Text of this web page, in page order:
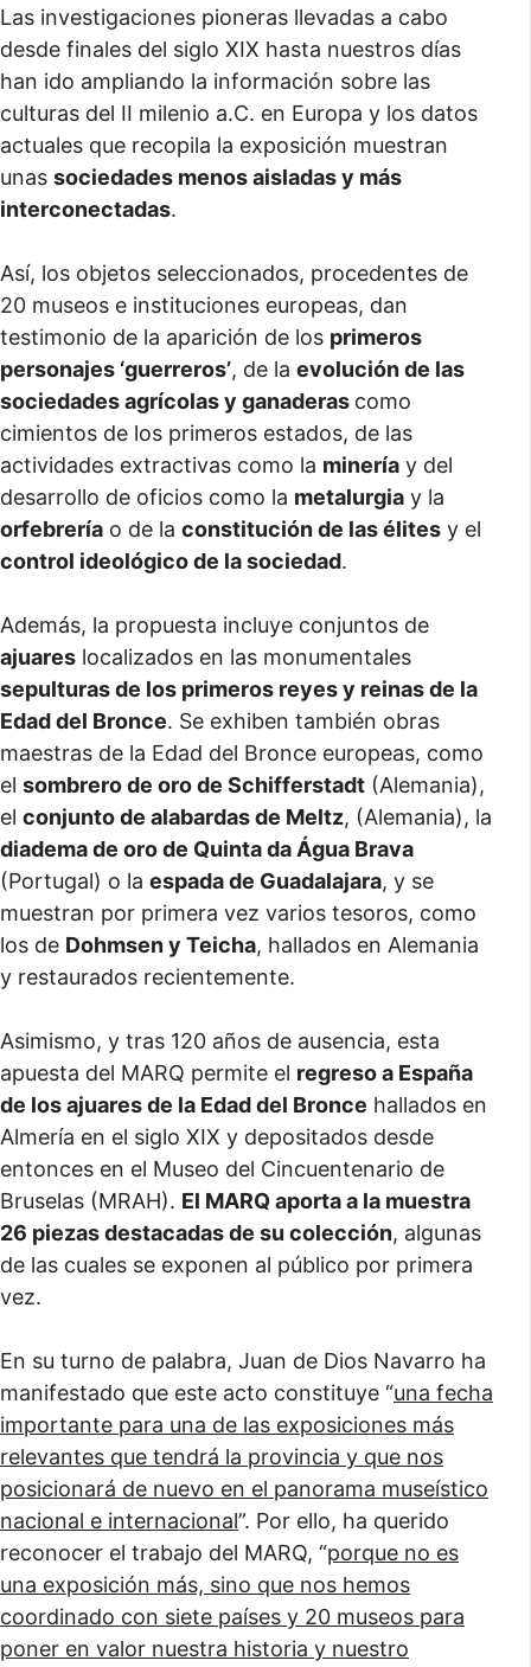
Las investigaciones pioneras llevadas a cabo
desde finales del siglo XIX hasta nuestros días
han ido ampliando la información sobre las
culturas del II milenio a.C. en Europa y los datos
actuales que recopila la exposición muestran
unas sociedades menos aisladas y más
interconectadas.
Así, los objetos seleccionados, procedentes de
20 museos e instituciones europeas, dan
testimonio de la aparición de los primeros
personajes ‘guerreros’, de la evolución de las
sociedades agrícolas y ganaderas como
cimientos de los primeros estados, de las
actividades extractivas como la minería y del
desarrollo de oficios como la metalurgia y la
orfebrería o de la constitución de las élites y el
control ideológico de la sociedad.
Además, la propuesta incluye conjuntos de
ajuares localizados en las monumentales
sepulturas de los primeros reyes y reinas de la
Edad del Bronce. Se exhiben también obras
maestras de la Edad del Bronce europeas, como
el sombrero de oro de Schifferstadt (Alemania),
el conjunto de alabardas de Meltz, (Alemania), la
diadema de oro de Quinta da Água Brava
(Portugal) o la espada de Guadalajara, y se
muestran por primera vez varios tesoros, como
los de Dohmsen y Teicha, hallados en Alemania
y restaurados recientemente.
Asimismo, y tras 120 años de ausencia, esta
apuesta del MARQ permite el regreso a España
de los ajuares de la Edad del Bronce hallados en
Almería en el siglo XIX y depositados desde
entonces en el Museo del Cincuentenario de
Bruselas (MRAH). El MARQ aporta a la muestra
26 piezas destacadas de su colección, algunas
de las cuales se exponen al público por primera
vez.
En su turno de palabra, Juan de Dios Navarro ha
manifestado que este acto constituye “una fecha
importante para una de las exposiciones más
relevantes que tendrá la provincia y que nos
posicionará de nuevo en el panorama museístico
nacional e internacional”. Por ello, ha querido
reconocer el trabajo del MARQ, “porque no es
una exposición más, sino que nos hemos
coordinado con siete países y 20 museos para
poner en valor nuestra historia y nuestro